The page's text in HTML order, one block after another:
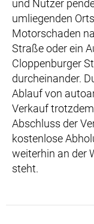
und Nutzer
umliegenden
Motorschaden
Straße oder ein
Cloppenburger
durcheinander.
Ablauf von
Verkauf
Abschluss der
kostenlose
weiterhin an der
steht.